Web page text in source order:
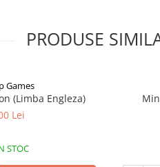
PRODUSE
Games
(Limba Engleza)
Lei
STOC